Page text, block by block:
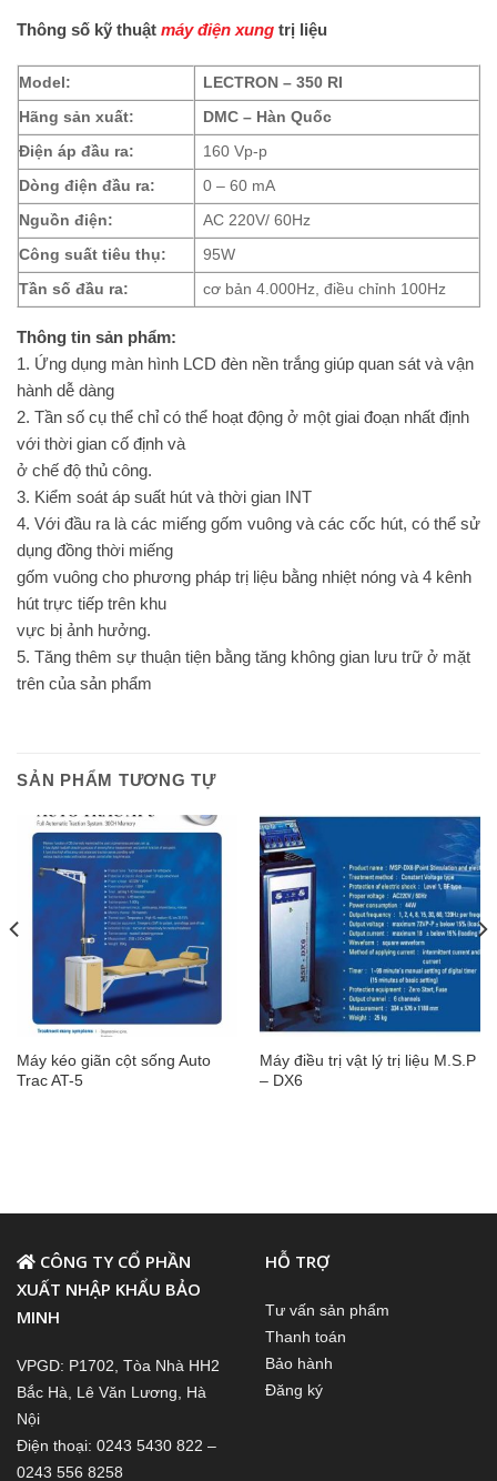
Thông số kỹ thuật máy điện xung trị liệu
Model: LECTRON – 350 RI
Hãng sản xuất: DMC – Hàn Quốc
Điện áp đầu ra: 160 Vp-p
Dòng điện đầu ra: 0 – 60 mA
Nguồn điện: AC 220V/ 60Hz
Công suất tiêu thụ: 95W
Tần số đầu ra: cơ bản 4.000Hz, điều chỉnh 100Hz
Thông tin sản phẩm:
1. Ứng dụng màn hình LCD đèn nền trắng giúp quan sát và vận
hành dễ dàng
2. Tần số cụ thể chỉ có thể hoạt động ở một giai đoạn nhất định
với thời gian cố định và
ở chế độ thủ công.
3. Kiểm soát áp suất hút và thời gian INT
4. Với đầu ra là các miếng gốm vuông và các cốc hút, có thể sử
dụng đồng thời miếng
gốm vuông cho phương pháp trị liệu bằng nhiệt nóng và 4 kênh
hút trực tiếp trên khu
vực bị ảnh hưởng.
5. Tăng thêm sự thuận tiện bằng tăng không gian lưu trữ ở mặt
trên của sản phẩm
SẢN PHẨM TƯƠNG TỰ
Máy kéo giãn cột sống Auto
Trac AT-5
Máy điều trị vật lý trị liệu M.S.P
– DX6
CÔNG TY CỔ PHẦN
XUẤT NHẬP KHẨU BẢO
MINH
VPGD: P1702, Tòa Nhà HH2
Bắc Hà, Lê Văn Lương, Hà
Nội
Điện thoại: 0243 5430 822 –
0243 556 8258
HỖ TRỢ
Tư vấn sản phẩm
Thanh toán
Bảo hành
Đăng ký